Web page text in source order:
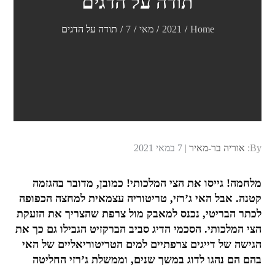
Home
2021 מאי 7 תודה על הדגים
By: אוריה בר-מאיר
Posted
7 במאי 2021
מלחמה! גייסו את הצי המלכותי! כמובן, מדובר בהגזמה
קטנה. אבל האי ג’רזי, טריטוריה עצמאית למחצה הכפופה
לכתר הבריטי, נכנס למאבק מול צרפת שהצריך את הזעקת
הצי המלכותי. הסכמי הדיג סביב הברקזיט הגבילו גם כך את
הגישה של דייגים צרפתיים למים הטריטוריאליים של האי
בהם הם נהגו לדוג במשך שנים, וממשלת ג’רזי החליטה